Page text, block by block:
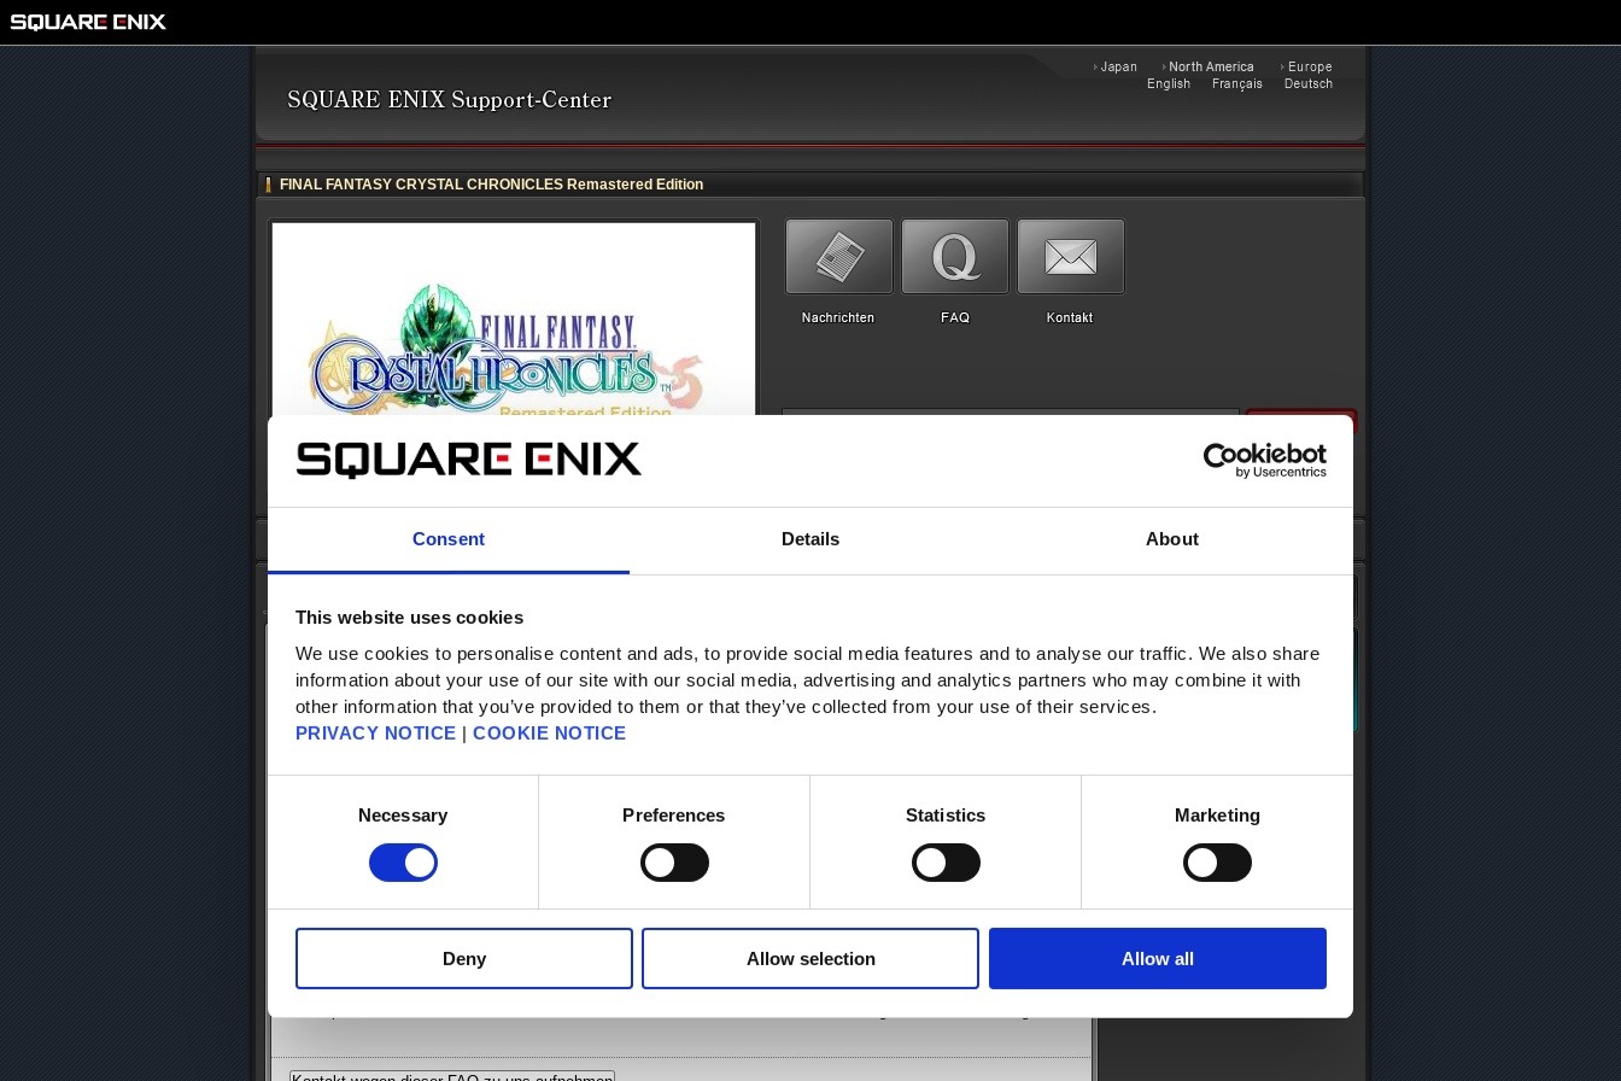
Consent Details About
This website uses cookies
We use cookies to personalise content and ads, to provide social media features and to analyse our traffic. We also share
information about your use of our site with our social media, advertising and analytics partners who may combine it with
other information that you’ve provided to them or that they’ve collected from your use of their services.
PRIVACY NOTICE | COOKIE NOTICE
Necessary Preferences Statistics Marketing
Deny Allow selection Allow all
FINAL FANTASY CRYSTAL CHRONICLES Remastered Edition
- FAQ-Details
Datenbank-Artikel: 79719
Datenbank-Kategorie: [Technischer Support]
Datenbank-Unterkategorie: [Spieldaten]
Die Spieldaten der LITE-Version können wie folgt in die Vollversion übertragen werden:
・Auf PS4 und Switch:
Starte die LITE-Version des Spiels und wähle im Titelbildschirm "Daten übertragen" aus, damit die Spieldaten
Schliesse die LITE-Version und starte die Vollversion des Spiels. Wähle im Titelbildschirm erneut "Daten übertragen"
・Auf iOS und Android: